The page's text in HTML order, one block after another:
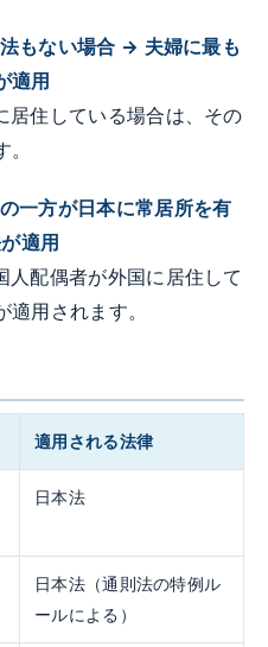
もない場合 → 夫婦に最も
適用
住している場合は、その
一方が日本に常居所を有
適用
配偶者が外国に居住して
用されます。
適用される法律
日本法
日本法（通則法の特例ル
ールによる）